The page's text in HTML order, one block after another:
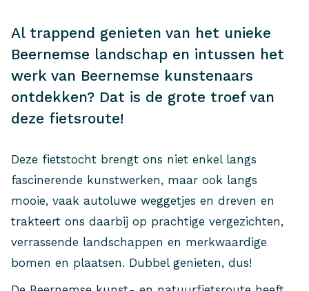
Al trappend genieten van het unieke
Beernemse landschap en intussen het
werk van Beernemse kunstenaars
ontdekken? Dat is de grote troef van
deze fietsroute!
Deze fietstocht brengt ons niet enkel langs
fascinerende kunstwerken, maar ook langs
mooie, vaak autoluwe weggetjes en dreven en
trakteert ons daarbij op prachtige vergezichten,
verrassende landschappen en merkwaardige
bomen en plaatsen. Dubbel genieten, dus!